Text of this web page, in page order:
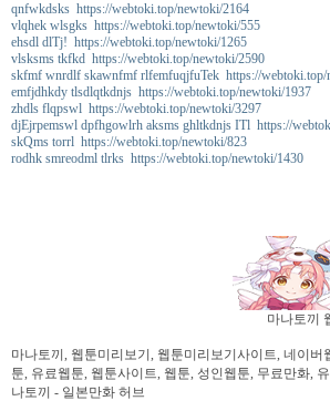
qnfwkdsks https://webtoki.top/newtoki/2164
vlqhek wlsgks https://webtoki.top/newtoki/555
ehsdl dlTj! https://webtoki.top/newtoki/1265
vlsksms tkfkd https://webtoki.top/newtoki/2590
skfmf wnrdlf skawnfmf rlfemfuqjfuTek https://webtoki.top/
emfjdhkdy tlsdlqtkdnjs https://webtoki.top/newtoki/1937
zhdls flqpswl https://webtoki.top/newtoki/3297
djEjrpemswl dpfhgowlrh aksms ghltkdnjs ITl https://
skQms torrl https://webtoki.top/newtoki/823
rodhk smreodml tlrks https://webtoki.top/newtoki/1430
마나토끼
마나토끼, 웹툰미리보기, 웹툰미리보기사이트, 네이
툰, 유료웹툰, 웹툰사이트, 웹툰, 성인웹툰, 무료만화,
나토끼 - 일본만화 허브